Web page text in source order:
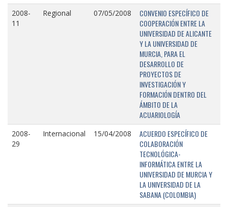
2008-
11
Regional 07/05/2008
CONVENIO ESPECÍFICO DE
COOPERACIÓN ENTRE LA
UNIVERSIDAD DE ALICANTE
Y LA UNIVERSIDAD DE
MURCIA, PARA EL
DESARROLLO DE
PROYECTOS DE
INVESTIGACIÓN Y
FORMACIÓN DENTRO DEL
ÁMBITO DE LA
ACUARIOLOGÍA
2008-
29
Internacional 15/04/2008
ACUERDO ESPECÍFICO DE
COLABORACIÓN
TECNOLÓGICA-
INFORMÁTICA ENTRE LA
UNIVERSIDAD DE MURCIA Y
LA UNIVERSIDAD DE LA
SABANA (COLOMBIA)